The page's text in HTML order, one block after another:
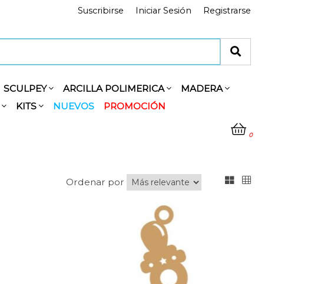
Registrarse
Iniciar Sesión
Suscribirse
SCULPEY ARCILLA POLIMERICA
MADERA
KITS NUEVOS PROMOCIÓN
0
Ordenar por